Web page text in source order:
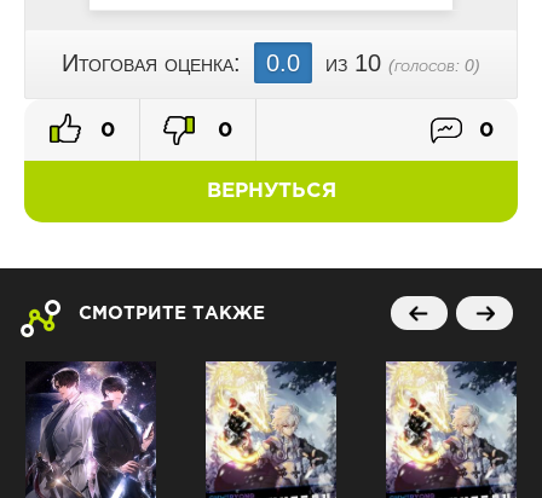
Итоговая оценка: 0.0 из 10 (голосов: 0)
ВЕРНУТЬСЯ
0 0 0
СМОТРИТЕ ТАКЖЕ